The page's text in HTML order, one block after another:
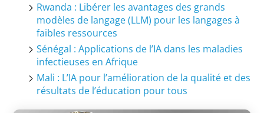
Rwanda : Libérer les avantages des grands
modèles de langage (LLM) pour les langages à
faibles ressources
Sénégal : Applications de l’IA dans les maladies
infectieuses en Afrique
Mali : L’IA pour l’amélioration de la qualité et des
résultats de l’éducation pour tous